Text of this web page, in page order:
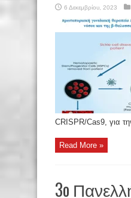
6 Δεκεμβρίου, 2023
CRISPR/Cas9, για
Read More »
3o